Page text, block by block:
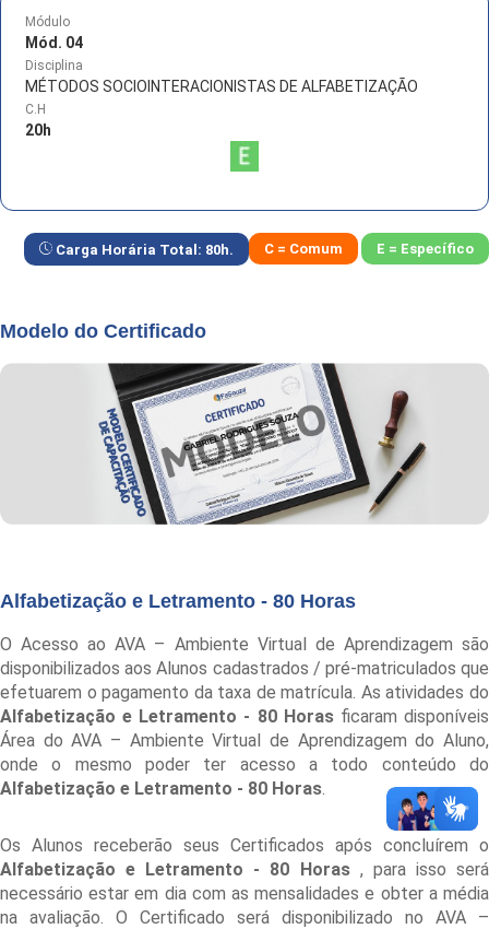
Módulo
Mód. 04
Disciplina
MÉTODOS SOCIOINTERACIONISTAS DE ALFABETIZAÇÃO
C.H
20h
Carga Horária Total: 80h. C = Comum E = Específico
Modelo do Certificado
Alfabetização e Letramento - 80 Horas
O Acesso ao AVA – Ambiente Virtual de Aprendizagem são
disponibilizados aos Alunos cadastrados / pré-matriculados que
efetuarem o pagamento da taxa de matrícula. As atividades do
Alfabetização e Letramento - 80 Horasficaram disponíveis
Área do AVA – Ambiente Virtual de Aprendizagem do Aluno,
onde o mesmo poder ter acesso a todo conteúdo do
Alfabetização e Letramento - 80 Horas
Os Alunos receberão seus Certificados após concluírem o
Alfabetização e Letramento - 80 Horas, para isso será
necessário estar em dia com as mensalidades e obter a média
na avaliação. O Certificado será disponibilizado no AVA –